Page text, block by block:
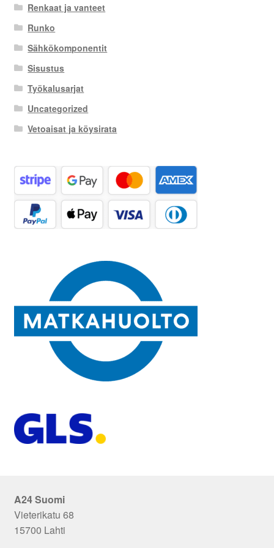
Renkaat ja vanteet
Runko
Sähkökomponentit
Sisustus
Työkalusarjat
Uncategorized
Vetoaisat ja köysirata
A24 Suomi
Vieterikatu 68
15700 Lahti